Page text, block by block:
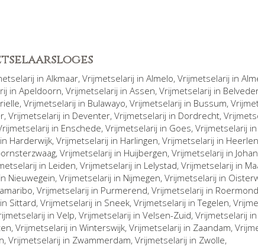
in Alkmaar, Vrijmetselarij in Almelo, Vrijmetselarij in
in Apeldoorn, Vrijmetselarij in Assen, Vrijmetselarij in
, Vrijmetselarij in Bulawayo, Vrijmetselarij in Bussum,
, Vrijmetselarij in Deventer, Vrijmetselarij in Dordrecht,
in Enschede, Vrijmetselarij in Goes, Vrijmetselarij in
Harderwijk, Vrijmetselarij in Harlingen, Vrijmetselarij in Heerlen
, Vrijmetselarij in Huijbergen, Vrijmetselarij in
in Leiden, Vrijmetselarij in Lelystad, Vrijmetselarij in
Nieuwegein, Vrijmetselarij in Nijmegen, Vrijmetselarij in
, Vrijmetselarij in Purmerend, Vrijmetselarij in Roermond
Sittard, Vrijmetselarij in Sneek, Vrijmetselarij inTegelen,
in Velp, Vrijmetselarij in Velsen-Zuid, Vrijmetselarij in
, Vrijmetselarij in Winterswijk, Vrijmetselarij in Zaandam,
, Vrijmetselarij in Zwammerdam, Vrijmetselarij in Zwolle,